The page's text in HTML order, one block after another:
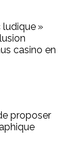
»
casino en
proposer